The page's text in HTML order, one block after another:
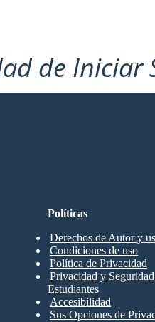
de Iniciar
Políticas
Derechos de Autor y
Condiciones de uso
Política de Privacidad
Privacidad y
Estudiantes
Accesibilidad
Sus Opciones de